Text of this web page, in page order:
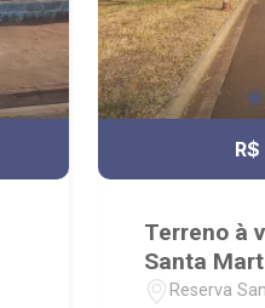
Terreno à
Santa
Reserva